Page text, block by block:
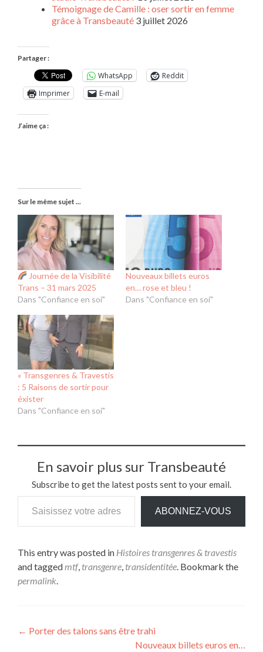
Témoignage de Camille : oser sortir en femme
grâce à Transbeauté 3 juillet 2026
Partager :
WhatsApp
Reddit
Imprimer
E-mail
J’aime ça :
Sur le même sujet ...
Journée de la Visibilité
Trans – 31 mars 2025
Dans "Confiance en soi"
Nouveaux billets euros
en… rose et bleu !
Dans "Confiance en soi"
« Transgenres & Travestis
: 5 Raisons de sortir pour
éxister
Dans "Confiance en soi"
En savoir plus sur Transbeauté
Subscribe to get the latest posts sent to your email.
ABONNEZ-VOUS
This entry was posted in Histoires transgenres & travestis
and taggedmtf, transgenre, transidentitée. Bookmark the
permalink.
← Porter des talons sans être trahi
Nouveaux billets euros en…